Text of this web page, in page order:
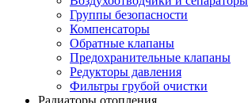
Группы безопасности
Компенсаторы
Обратные клапаны
Предохранительные клапаны
Редукторы давления
Фильтры грубой очистки
Радиаторы отопления